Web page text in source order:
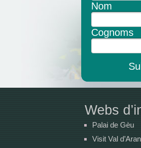
Nom
Cognoms
Webs
Palai de Gèu
Visit Val d’Aran